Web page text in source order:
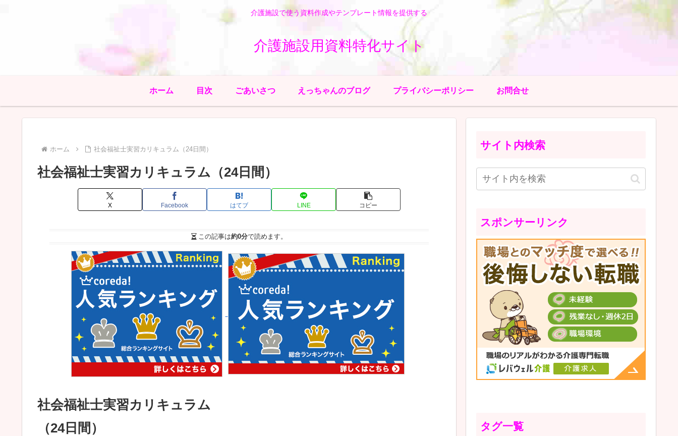
介護施設で使う資料作成やテンプレート情報を提供する
介護施設用資料特化サイト
ホーム 目次 ごあいさつ えっちゃんのブログ プライバシーポリシー お問合せ
ホーム 社会福祉士実習カリキュラム（24日間）
社会福祉士実習カリキュラム（24日間）
X Facebook はてブ LINE コピー
この記事は約0分で読めます。
社会福祉士実習カリキュラム
（24日間）
サイト内検索
スポンサーリンク
タグ一覧